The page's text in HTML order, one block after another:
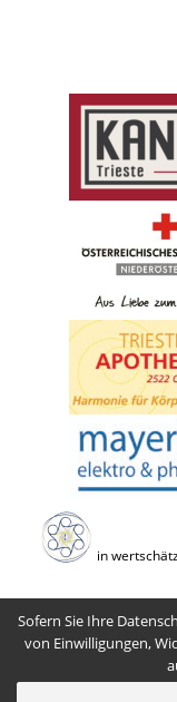
in
Sofern Sie Ihre
von Einwilligungen,